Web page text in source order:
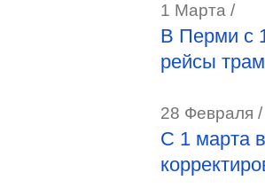
1 Марта /
В Перми с
рейсы
28 Февраля /
С 1 марта